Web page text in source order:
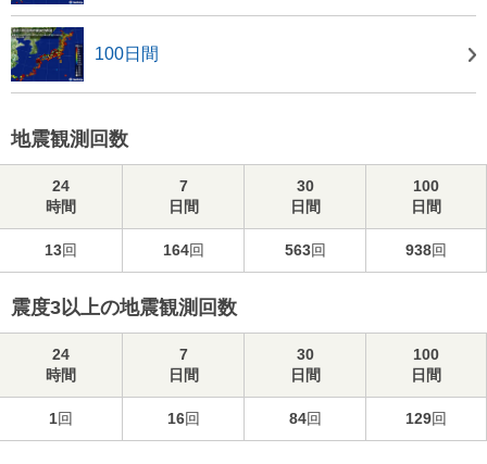
100日間
地震観測回数
24
時間
7
日間
30
日間
100
日間
13回 164回 563回 938回
震度3以上の地震観測回数
24
時間
7
日間
30
日間
100
日間
1回 16回 84回 129回